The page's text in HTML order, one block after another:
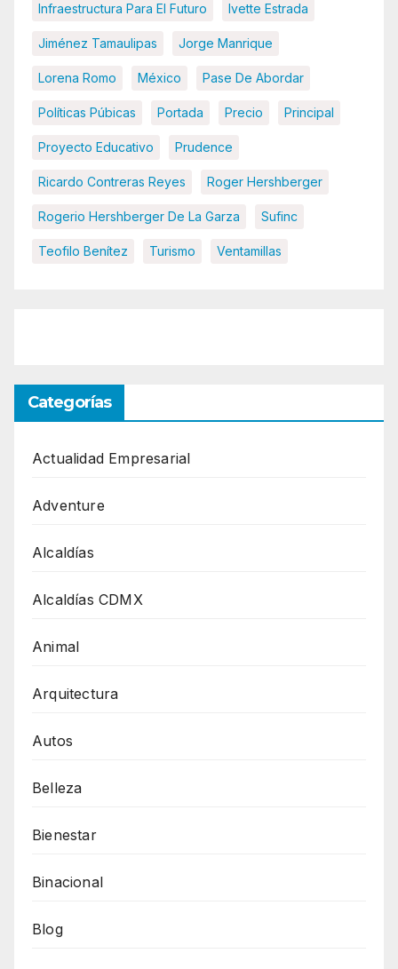
Infraestructura Para El Futuro Ivette Estrada
Jiménez Tamaulipas Jorge Manrique
Lorena Romo México Pase De Abordar
Políticas Púbicas Portada Precio Principal
Proyecto Educativo Prudence
Ricardo Contreras Reyes Roger Hershberger
Rogerio Hershberger De La Garza Sufinc
Teofilo Benítez Turismo Ventamillas
Categorías
Actualidad Empresarial
Adventure
Alcaldías
Alcaldías CDMX
Animal
Arquitectura
Autos
Belleza
Bienestar
Binacional
Blog